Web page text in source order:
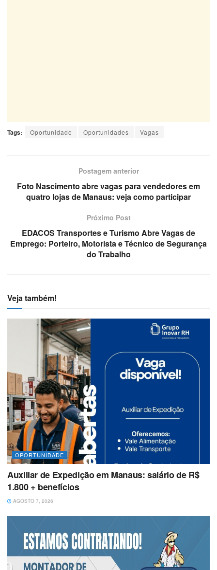
Tags: Oportunidade Oportunidades Vagas
Postagem anterior
Foto Nascimento abre vagas para vendedores em
quatro lojas de Manaus: veja como participar
Próximo Post
EDACOS Transportes e Turismo Abre Vagas de
Emprego: Porteiro, Motorista e Técnico de Segurança
do Trabalho
Veja também!
OPORTUNIDADE
Auxiliar de Expedição em Manaus: salário de R$
1.800 + benefícios
AGOSTO 7, 2026